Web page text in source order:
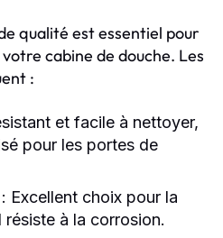
qualité est essentiel pour
cabine de douche. Les
:
et facile à nettoyer,
pour les portes de
Excellent choix pour la
à la corrosion.